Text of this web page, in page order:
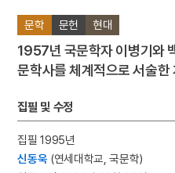
7
각저총
8 강수곤
9
개척촌
1 본관
2
문학 문헌 현대
1957년 국문학자 이병기와
문학사를 체계적으로 서술한
집필 및 수정
집필 1995년
신동욱 (연세대학교, 국문학)